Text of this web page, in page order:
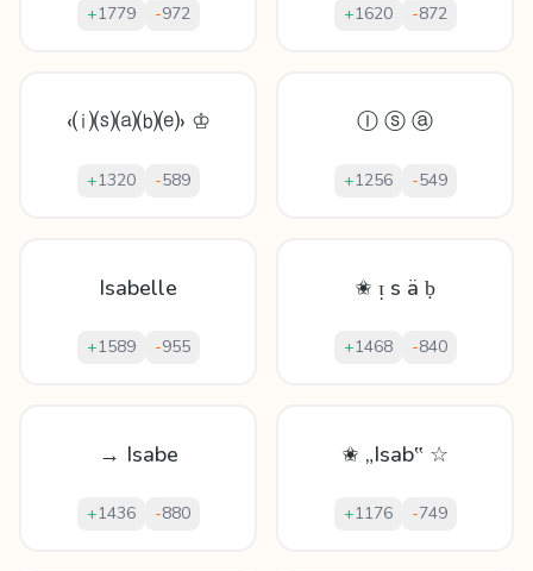
+1779 -972 +1620 -872
‹⒤⒮⒜⒝⒠› ♔
+1320 -589
Ⓘ ⓢ ⓐ
+1256 -549
Isabelle
+1589 -955
✬ ᴉ ѕ ä ḅ
+1468 -840
→ Isabe
+1436 -880
✬ „Isab‟ ☆
+1176 -749